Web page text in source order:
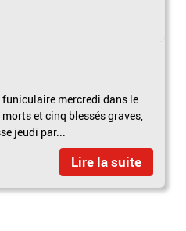
mercredi dans le
et cinq blessés graves,
jeudi par...
Lire la suite